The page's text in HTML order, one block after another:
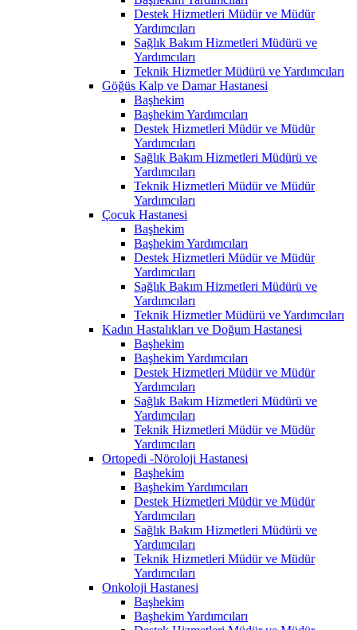
Destek Hizmetleri Müdür ve Müdür
Yardımcıları
Sağlık Bakım Hizmetleri Müdürü ve
Yardımcıları
Teknik Hizmetler Müdürü ve Yardımcıları
Göğüs Kalp ve Damar Hastanesi
Başhekim
Başhekim Yardımcıları
Destek Hizmetleri Müdür ve Müdür
Yardımcıları
Sağlık Bakım Hizmetleri Müdürü ve
Yardımcıları
Teknik Hizmetleri Müdür ve Müdür
Yardımcıları
Çocuk Hastanesi
Başhekim
Başhekim Yardımcıları
Destek Hizmetleri Müdür ve Müdür
Yardımcıları
Sağlık Bakım Hizmetleri Müdürü ve
Yardımcıları
Teknik Hizmetler Müdürü ve Yardımcıları
Kadın Hastalıkları ve Doğum Hastanesi
Başhekim
Başhekim Yardımcıları
Destek Hizmetleri Müdür ve Müdür
Yardımcıları
Sağlık Bakım Hizmetleri Müdürü ve
Yardımcıları
Teknik Hizmetleri Müdür ve Müdür
Yardımcıları
Ortopedi -Nöroloji Hastanesi
Başhekim
Başhekim Yardımcıları
Destek Hizmetleri Müdür ve Müdür
Yardımcıları
Sağlık Bakım Hizmetleri Müdürü ve
Yardımcıları
Teknik Hizmetleri Müdür ve Müdür
Yardımcıları
Onkoloji Hastanesi
Başhekim
Başhekim Yardımcıları